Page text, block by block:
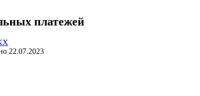
платежей
22.07.2023